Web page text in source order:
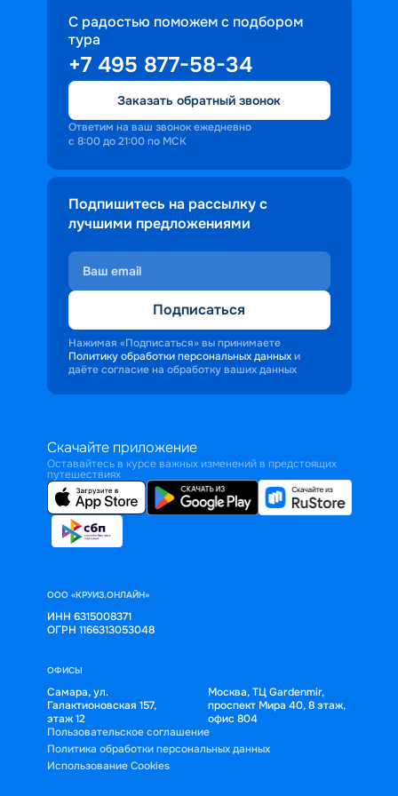
пополнить коллекцию интересных и
милых сердцу сувениров;
• возможностью насладиться
местными кулинарными шедеврами.
Каждый круиз на теплоходе из
Ярославля позволяет попробовать
блюда народностей, которые
природы. Протяженность реки около
3,5 тыс. км. Это позволяет во время
речного круиза посетить несколько
климатических зон, наблюдать, как
лесистая местность сменяется
полустепью, а дальше переходит в
степи. Если повезет, можно увидеть и
цветение лотосов в дельте реки.
речной глади, уникальной природой и
атмосферой покоя вокруг
С радостью поможем с подбором
тура
+7 495 877-58-34
Заказать обратный звонок
Ответим на ваш звонок ежедневно
с 8:00 до 21:00 по МСК
Подпишитесь на рассылку с
лучшими предложениями
Подписаться
Нажимая «Подписаться» вы принимаете
Политику обработки персональных данных и
даёте согласие на обработку ваших данных
Скачайте приложение
Оставайтесь в курсе важных изменений в предстоящих
путешествиях
ООО «КРУИЗ.ОНЛАЙН»
ИНН 6315008371
ОГРН 1166313053048
ОФИСЫ
Самара, ул.
Галактионовская 157,
этаж 12
Москва, ТЦ Gardenmir,
проспект Мира 40, 8 этаж,
офис 804
Пользовательское соглашение
Политика обработки персональных данных
Использование Cookies